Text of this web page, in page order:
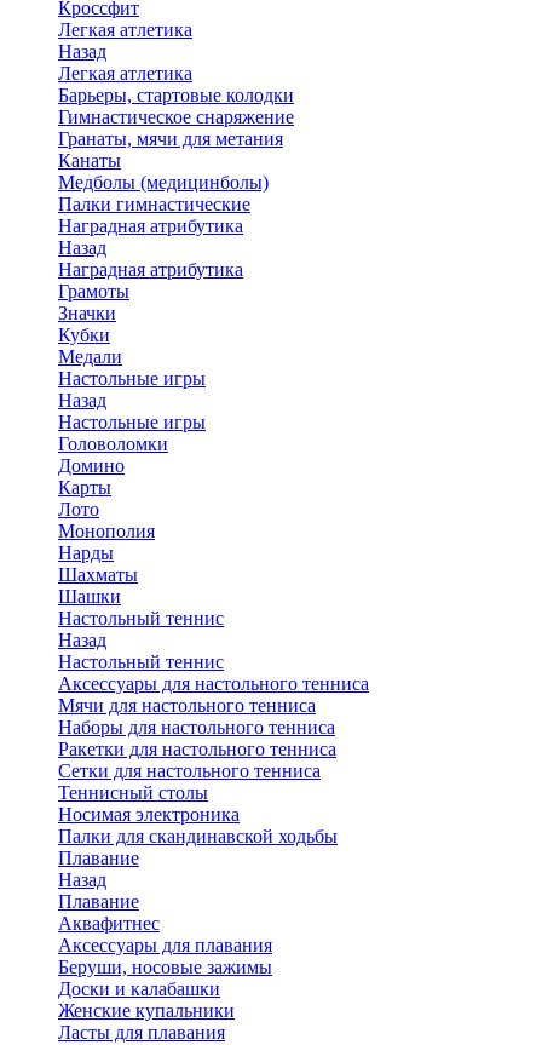
Кроссфит
Легкая атлетика
Назад
Легкая атлетика
Барьеры, стартовые колодки
Гимнастическое снаряжение
Гранаты, мячи для метания
Канаты
Медболы (медицинболы)
Палки гимнастические
Наградная атрибутика
Назад
Наградная атрибутика
Грамоты
Значки
Кубки
Медали
Настольные игры
Назад
Настольные игры
Головоломки
Домино
Карты
Лото
Монополия
Нарды
Шахматы
Шашки
Настольный теннис
Назад
Настольный теннис
Аксессуары для настольного тенниса
Мячи для настольного тенниса
Наборы для настольного тенниса
Ракетки для настольного тенниса
Сетки для настольного тенниса
Теннисный столы
Носимая электроника
Палки для скандинавской ходьбы
Плавание
Назад
Плавание
Аквафитнес
Аксессуары для плавания
Беруши, носовые зажимы
Доски и калабашки
Женские купальники
Ласты для плавания